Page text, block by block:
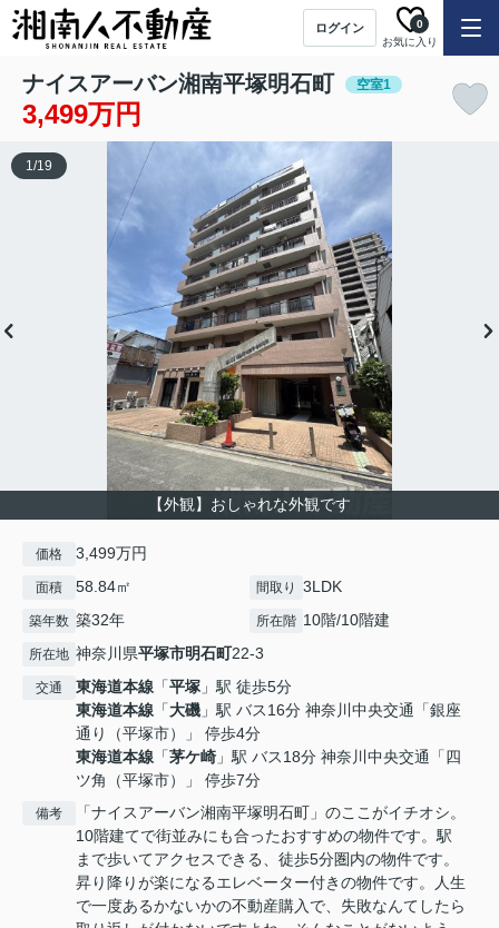
ログイン
お気に入り
0
ナイスアーバン湘南平塚明石町 空室1
3,499万円
【外観】おしゃれな外観です
1/19
価格 3,499万円
面積 58.84㎡ 間取り 3LDK
築年数 築32年 所在階 10階/10階建
所在地 神奈川県平塚市明石町22-3
交通 東海道本線 「平塚 」駅 徒歩5分
東海道本線 「大磯 」駅 バス16分 神奈川中央交通「銀座
通り（平塚市）」 停歩4分
東海道本線 「茅ケ崎 」駅 バス18分 神奈川中央交通「四
ツ角（平塚市）」 停歩7分
備考
「ナイスアーバン湘南平塚明石町」のここがイチオシ。
10階建てで街並みにも合ったおすすめの物件です。駅
まで歩いてアクセスできる、徒歩5分圏内の物件です。
昇り降りが楽になるエレベーター付きの物件です。人生
で一度あるかないかの不動産購入で、失敗なんてしたら